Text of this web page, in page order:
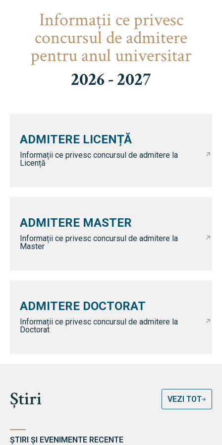
Informaţii ce privesc
concursul de admitere
pentru anul universitar
2026 - 2027
ADMITERE LICENȚĂ
Informații ce privesc concursul de admitere la
Licență
ADMITERE MASTER
Informații ce privesc concursul de admitere la
Master
ADMITERE DOCTORAT
Informații ce privesc concursul de admitere la
Doctorat
Știri VEZI TOT
ȘTIRI ȘI EVENIMENTE RECENTE